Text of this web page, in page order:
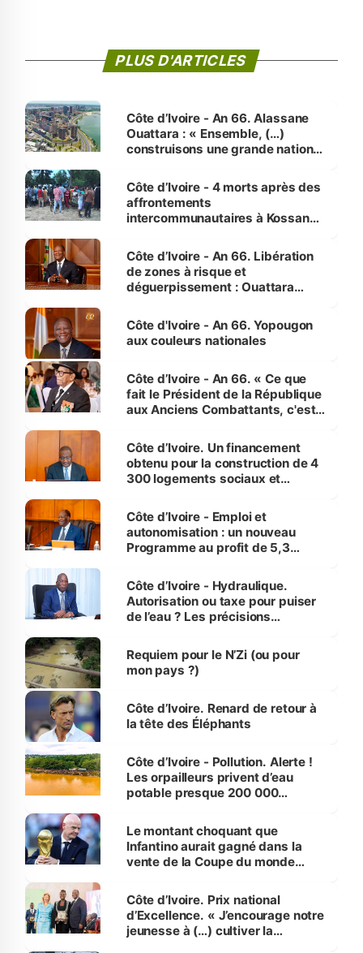
PLUS D'ARTICLES
Côte d’Ivoire - An 66. Alassane
Ouattara : « Ensemble, (…)
construisons une grande nation
générations futures »
Côte d’Ivoire - 4 morts après des
affrontements
intercommunautaires à Kossandji
milieu des sinistrés
Côte d’Ivoire - An 66. Libération
de zones à risque et
déguerpissement : Ouattara
l'Etat de droit pour préserver les
vies humaines »
Côte d'Ivoire - An 66. Yopougon
aux couleurs nationales
Côte d’Ivoire - An 66. « Ce que
fait le Président de la République
aux Anciens Combattants, c'est
Côte d’Ivoire. Un financement
obtenu pour la construction de 4
300 logements sociaux et
et Yamoussoukro
Côte d’Ivoire - Emploi et
autonomisation : un nouveau
Programme au profit de 5,3
Côte d’Ivoire - Hydraulique.
Autorisation ou taxe pour puiser
de l’eau ? Les précisions
Requiem pour le N’Zi (ou pour
mon pays ?)
Côte d’Ivoire. Renard de retour à
la tête des Éléphants
Côte d’Ivoire - Pollution. Alerte !
Les orpailleurs privent d’eau
potable presque 200 000
Le montant choquant que
Infantino aurait gagné dans la
vente de la Coupe du monde
Côte d’Ivoire. Prix national
d’Excellence. « J’encourage notre
jeunesse à (…) cultiver la